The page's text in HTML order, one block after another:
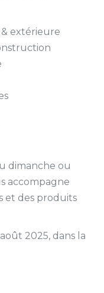
extérieure
dimanche ou
accompagne
et des produits
2025, dans la